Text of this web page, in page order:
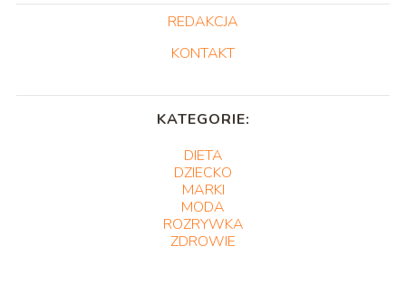
REDAKCJA
KONTAKT
KATEGORIE:
DIETA
DZIECKO
MARKI
MODA
ROZRYWKA
ZDROWIE